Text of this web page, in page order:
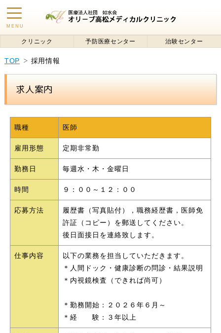
toggle
navigation
MENU
クリニック 予防医療センター 治験センター
TOP 採用情報
求人案内
職種 医師
雇用形態 定期非常勤
勤務日 毎週水・木・金曜日
時間 ９：００～１２：００
応募方法
履歴書（写真貼付），職務経歴書，医師免
許証（コピー）を郵送してください。
後日面接日を連絡致します。
仕事内容
以下の業務を担当していただきます。
＊人間ドック・健康診断の問診・結果説明
＊内視鏡検査（できれば尚可）
＊勤務開始：２０２６年６月～
＊経 験：３年以上